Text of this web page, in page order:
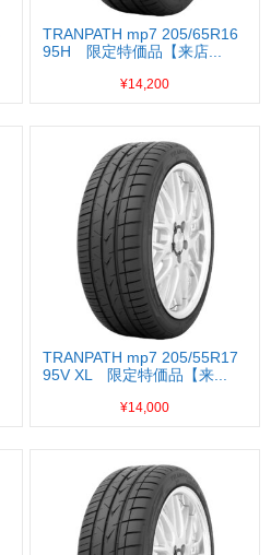
TRANPATH mp7 205/65R16
95H 限定特価品【来店...
¥14,200
TRANPATH mp7 205/55R17
95V XL 限定特価品【来...
¥14,000